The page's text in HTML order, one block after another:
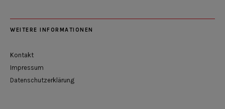
WEITERE INFORMATIONEN
Kontakt
Impressum
Datenschutzerklärung